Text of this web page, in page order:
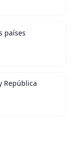
países
República